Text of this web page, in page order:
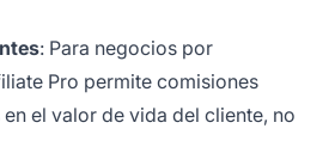
: Para negocios por
Pro permite comisiones
el valor de vida del cliente, no